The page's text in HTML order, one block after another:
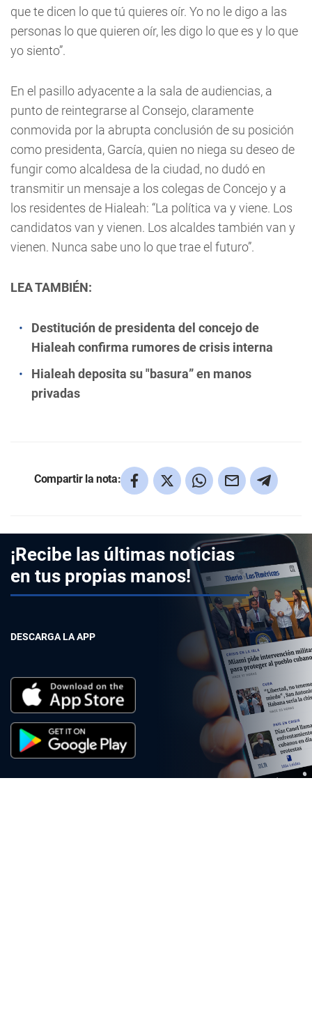
que te dicen lo que tú quieres oír. Yo no le digo a las
personas lo que quieren oír, les digo lo que es y lo que
yo siento”.
En el pasillo adyacente a la sala de audiencias, a
punto de reintegrarse al Consejo, claramente
conmovida por la abrupta conclusión de su posición
como presidenta, García, quien no niega su deseo de
fungir como alcaldesa de la ciudad, no dudó en
transmitir un mensaje a los colegas de Concejo y a
los residentes de Hialeah: “La política va y viene. Los
candidatos van y vienen. Los alcaldes también van y
vienen. Nunca sabe uno lo que trae el futuro”.
LEA TAMBIÉN:
Destitución de presidenta del concejo de
Hialeah confirma rumores de crisis interna
Hialeah deposita su "basura” en manos
privadas
Compartir la nota:
¡Recibe las últimas noticias
en tus propias manos!
DESCARGA LA APP